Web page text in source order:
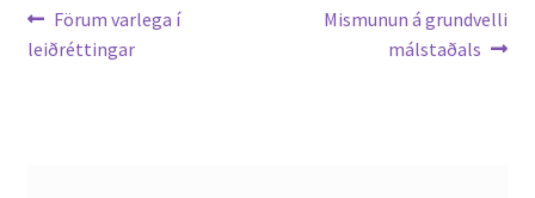
Research
Leiðarkerfi
færslu
Previous
post:
Förum varlega í
leiðréttingar
Next
Mismunun á grundvelli
málstaðals